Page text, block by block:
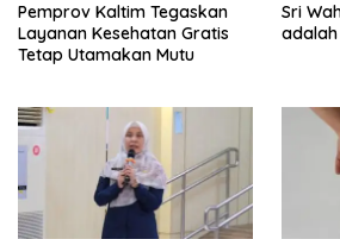
Pemprov Kaltim Tegaskan
Layanan Kesehatan Gratis
Tetap Utamakan Mutu
Sri